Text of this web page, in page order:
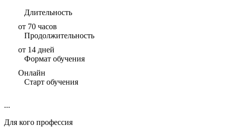
Длительность
от 70 часов
Продолжительность
от 14 дней
Формат обучения
Онлайн
Старт обучения
...
Для кого профессия